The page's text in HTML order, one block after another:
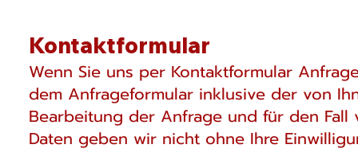
Kontaktformular
Wenn Sie uns per Kontaktformular
dem Anfrageformular inklusive der von
Bearbeitung der Anfrage und für den
Daten geben wir nicht ohne Ihre